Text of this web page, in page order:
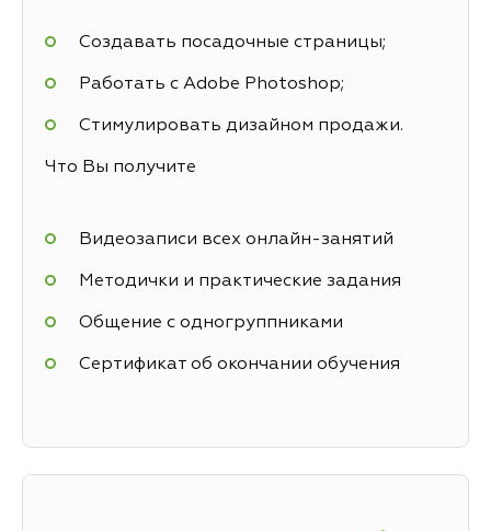
Создавать посадочные страницы;
Работать с Adobe Photoshop;
Стимулировать дизайном продажи.
Что Вы получите
Видеозаписи всех онлайн-занятий
Методички и практические задания
Общение с одногруппниками
Сертификат об окончании обучения